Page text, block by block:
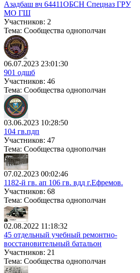
Азадбаш вч 64411ОБСН Спецназ ГРУ
МО ГШ
Участников: 2
Тема: Сообщества однополчан
06.07.2023 23:01:30
901 одшб
Участников: 46
Тема: Сообщества однополчан
03.06.2023 10:28:50
104 гв.пдп
Участников: 47
Тема: Сообщества однополчан
07.02.2023 00:02:46
1182-й гв. ап 106 гв. вдд г.Ефремов.
Участников: 68
Тема: Сообщества однополчан
02.08.2022 11:18:32
45 отдельный учебный ремонтно-
восстановительный батальон
Участников: 21
Тема: Сообщества однополчан